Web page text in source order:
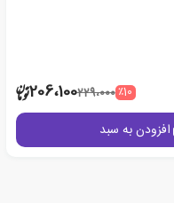
٪10229،000206،100
افزودن به سبد